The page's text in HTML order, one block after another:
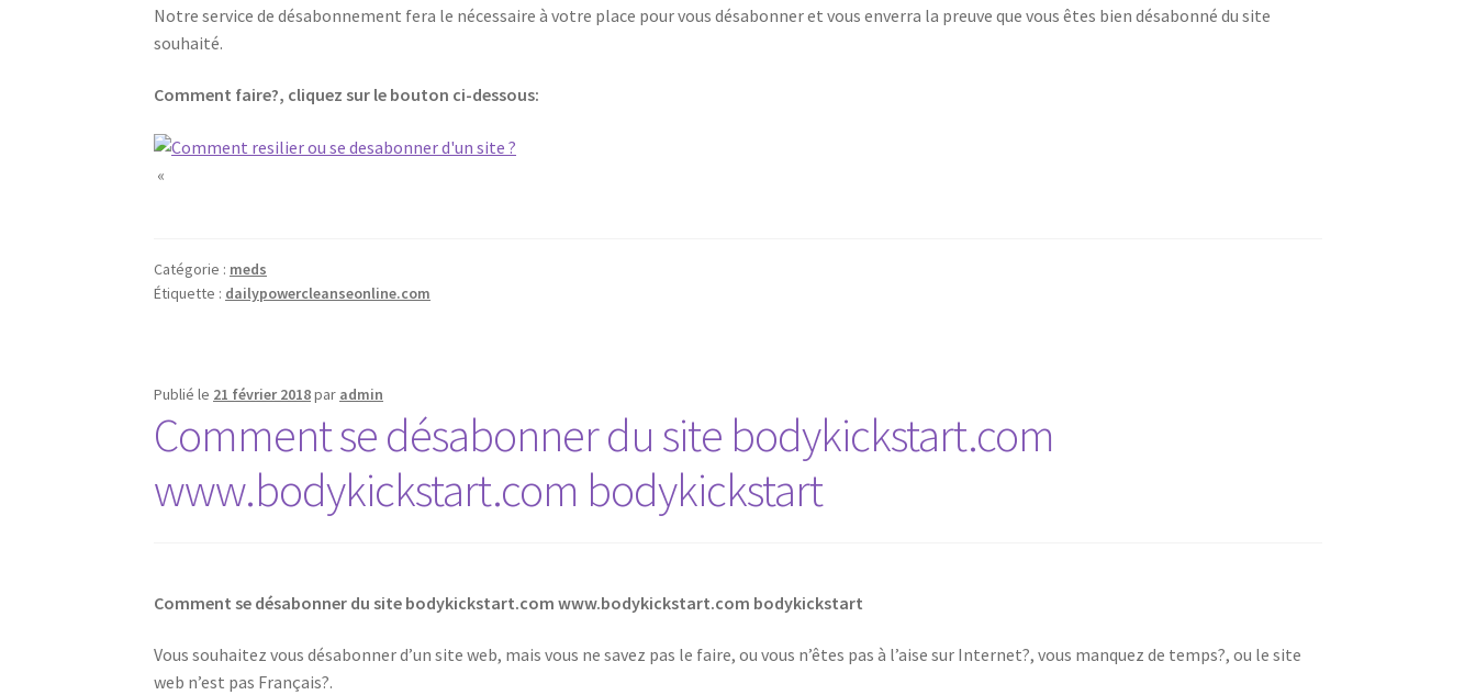
Notre service de désabonnement fera le nécessaire à votre place pour vous désabonner et vous enverra la preuve que vous êtes bien désabonné du site
souhaité.
Comment faire?, cliquez sur le bouton ci-dessous:
«
Catégorie : meds
Étiquette : dailypowercleanseonline.com
Publié le 21 février 2018par admin
Comment se désabonner du site bodykickstart.com
www.bodykickstart.com bodykickstart
Comment se désabonner du site bodykickstart.com www.bodykickstart.com bodykickstart
Vous souhaitez vous désabonner d’un site web, mais vous ne savez pas le faire, ou vous n’êtes pas à l’aise sur Internet?, vous manquez de temps?, ou le site
web n’est pas Français?.